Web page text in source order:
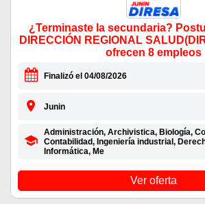
¿Terminaste la secundaria?
DIRECCIÓN REGIONAL
ofrecen 8 empleos
Finalizó el 04/08/2026
Junin
Administración, Archivistica, Biología,
Contabilidad, Ingeniería industrial,
Informática, Me
Ver oferta